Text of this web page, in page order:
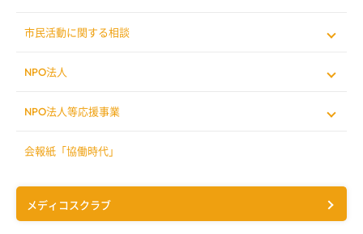
市民活動に関する相談
NPO法人
NPO法人等応援事業
会報紙「協働時代」
メディコスクラブ